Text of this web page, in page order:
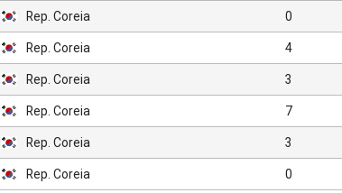
Rep. Coreia 0
Rep. Coreia 4
Rep. Coreia 3
Rep. Coreia 7
Rep. Coreia 3
Rep. Coreia 0